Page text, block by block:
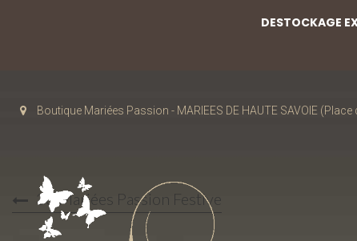
Boutique Mariées Passion - MARIEES DE HAUTE SAVOIE
36 Mariées Passion Festive
DESTOCKAGE